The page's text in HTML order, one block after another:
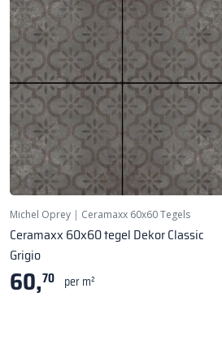
Michel Oprey | Ceramaxx 60x60 Tegels
Ceramaxx 60x60 tegel Dekor Classic
Grigio
60,70 per m²